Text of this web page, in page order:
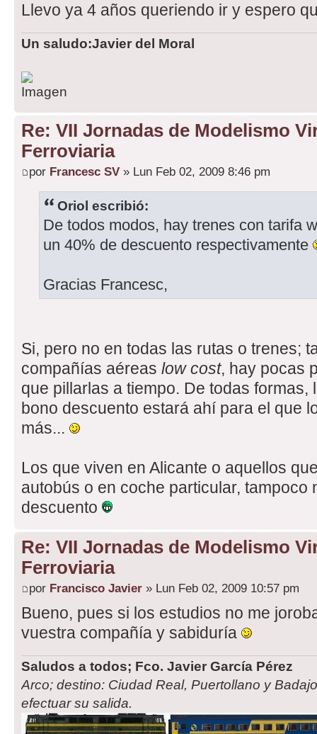
Llevo ya 4 años queriendo ir y espero
Un saludo:Javier del Moral
Re: VII Jornadas de Modelismo
Ferroviaria
por Francesc SV » Lun Feb 02, 2009 8:46 pm
Oriol escribió:
De todos modos, hay trenes con tarifa
un 40% de descuento respectivamente
Gracias Francesc,
Si, pero no en todas las rutas o trenes;
compañías aéreas low cost, hay pocas
que pillarlas a tiempo. De todas formas,
bono descuento estará ahí para el que
más...
Los que viven en Alicante o aquellos
autobús o en coche particular, tampoco
descuento
Re: VII Jornadas de Modelismo
Ferroviaria
por Francisco Javier » Lun Feb 02, 2009 10:57 pm
Bueno, pues si los estudios no me
vuestra compañía y sabiduría
Saludos a todos; Fco. Javier García Pérez
Arco; destino: Ciudad Real, Puertollano y
efectuar su salida.